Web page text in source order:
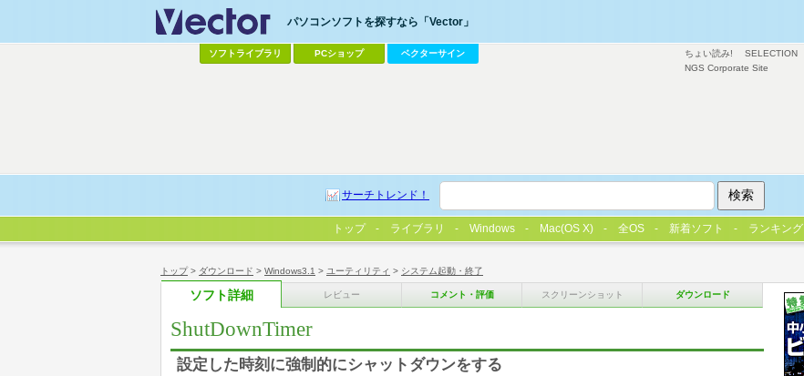
トップ> ダウンロード > Windows3.1 > ユーティリティ > システム起動・終了
ソフト詳細 レビュー コメント・評価 スクリーンショット ダウンロード
ShutDownTimer
設定した時刻に強制的にシャットダウンをする
ちょい読み! SELECTION
NGS Corporate Site
パソコンソフトを探すなら「Vector」
ソフトライブラリ PCショップ ベクターサイン
サーチトレンド！
トップ ライブラリ Windows Mac(OS X) 全OS 新着ソフト ランキング